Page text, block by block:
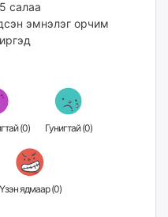
салаа
эмнэлэг орчим
Гайхамшигтай (0) Гунигтай (0)
Үзэн ядмаар (0)